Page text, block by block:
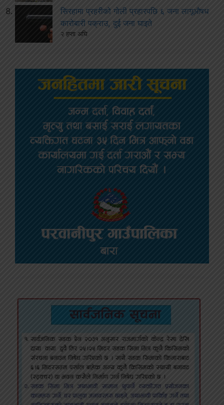
सिरहामा प्रहरीको गोली प्रहारपछि ६ जना लागूऔषध
कारोबारी पक्राउ, दुई जना घाइते
२ हप्ता अघि